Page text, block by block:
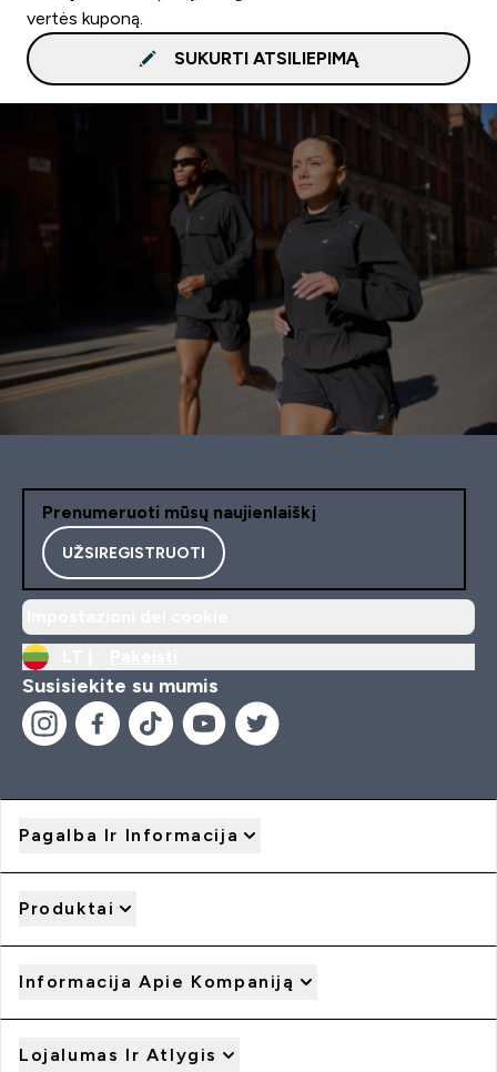
vertės kuponą.
SUKURTI ATSILIEPIMĄ
Prenumeruoti mūsų naujienlaiškį
UŽSIREGISTRUOTI
Susisiekite su mumis
Pagalba Ir Informacija
Produktai
Informacija Apie Kompaniją
Lojalumas Ir Atlygis